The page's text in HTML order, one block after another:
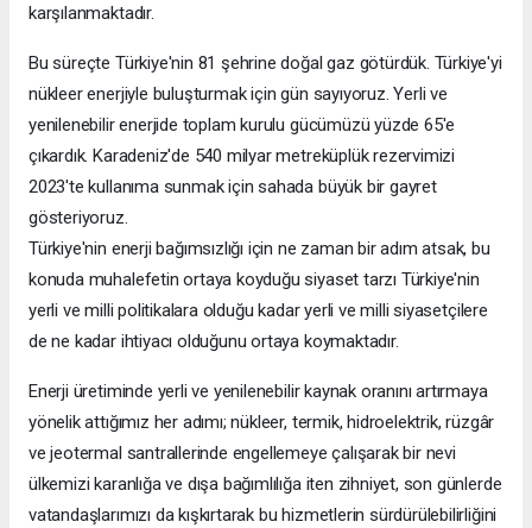
karşılanmaktadır.
Bu süreçte Türkiye'nin 81 şehrine doğal gaz götürdük. Türkiye'yi
nükleer enerjiyle buluşturmak için gün sayıyoruz. Yerli ve
yenilenebilir enerjide toplam kurulu gücümüzü yüzde 65'e
çıkardık. Karadeniz'de 540 milyar metreküplük rezervimizi
2023'te kullanıma sunmak için sahada büyük bir gayret
gösteriyoruz.
Türkiye'nin enerji bağımsızlığı için ne zaman bir adım atsak, bu
konuda muhalefetin ortaya koyduğu siyaset tarzı Türkiye'nin
yerli ve milli politikalara olduğu kadar yerli ve milli siyasetçilere
de ne kadar ihtiyacı olduğunu ortaya koymaktadır.
Enerji üretiminde yerli ve yenilenebilir kaynak oranını artırmaya
yönelik attığımız her adımı; nükleer, termik, hidroelektrik, rüzgâr
ve jeotermal santrallerinde engellemeye çalışarak bir nevi
ülkemizi karanlığa ve dışa bağımlılığa iten zihniyet, son günlerde
vatandaşlarımızı da kışkırtarak bu hizmetlerin sürdürülebilirliğini